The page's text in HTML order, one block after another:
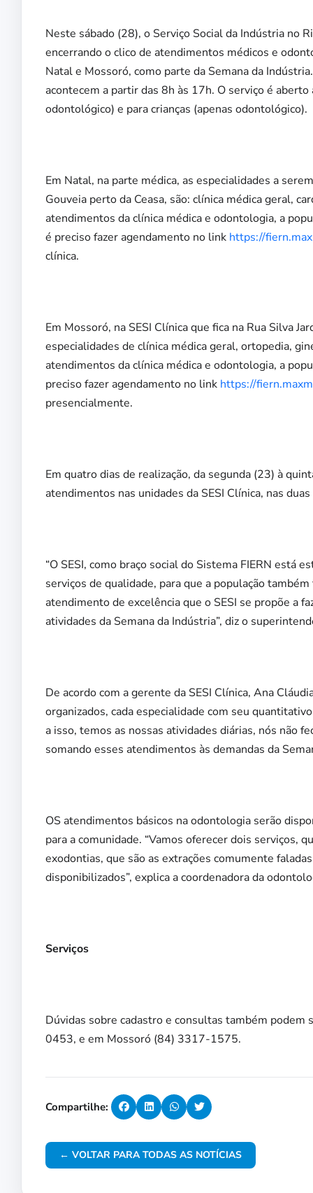
Neste sábado (28), o Serviço Social da Indústria no
encerrando o clico de atendimentos médicos e
Natal e Mossoró, como parte da Semana da
acontecem a partir das 8h às 17h. O serviço é
odontológico) e para crianças (apenas odontológico).
Em Natal, na parte médica, as especialidades a
Gouveia perto da Ceasa, são: clínica médica geral,
atendimentos da clínica médica e odontologia, a
é preciso fazer agendamento no link https://
clínica.
Em Mossoró, na SESI Clínica que fica na Rua Silva
especialidades de clínica médica geral, ortopedia,
atendimentos da clínica médica e odontologia, a
preciso fazer agendamento no link https://
presencialmente.
Em quatro dias de realização, da segunda (23) à
atendimentos nas unidades da SESI Clínica, nas
“O SESI, como braço social do Sistema FIERN está
serviços de qualidade, para que a população
atendimento de excelência que o SESI se propõe a
atividades da Semana da Indústria”, diz o
De acordo com a gerente da SESI Clínica, Ana
organizados, cada especialidade com seu
a isso, temos as nossas atividades diárias, nós não
somando esses atendimentos às demandas da
OS atendimentos básicos na odontologia serão
para a comunidade. “Vamos oferecer dois serviços,
exodontias, que são as extrações comumente
disponibilizados”, explica a coordenadora da
Serviços
Dúvidas sobre cadastro e consultas também
0453, e em Mossoró (84) 3317-1575.
Compartilhe:
← VOLTAR PARA TODAS AS NOTÍCIAS